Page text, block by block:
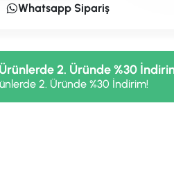
Whatsapp Sipariş
2. Üründe %30
2. Üründe %30 İndirim!